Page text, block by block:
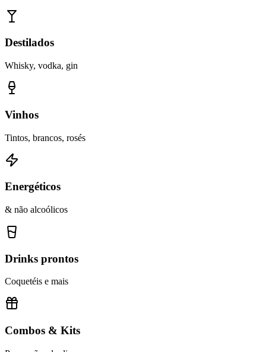
Destilados
Whisky, vodka, gin
Vinhos
Tintos, brancos, rosés
Energéticos
& não alcoólicos
Drinks prontos
Coquetéis e mais
Combos & Kits